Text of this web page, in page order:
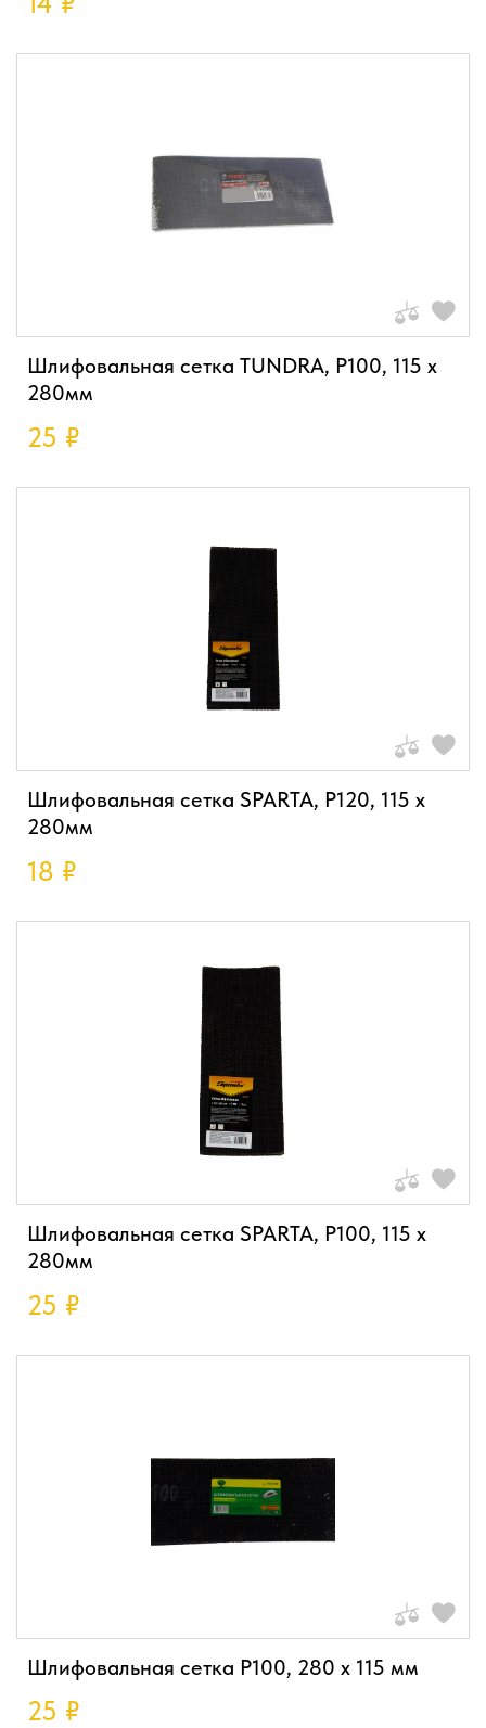
Шлифовальная сетка TUNDRA, P100, 115 х
280мм
25 ₽
Шлифовальная сетка SPARTA, P120, 115 х
280мм
18 ₽
Шлифовальная сетка SPARTA, P100, 115 х
280мм
25 ₽
Шлифовальная сетка P100, 280 х 115 мм
25 ₽